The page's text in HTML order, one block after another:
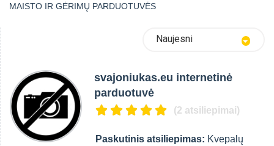
MAISTO IR GĖRIMŲ PARDUOTUVĖS
Naujesni
svajoniukas.eu internetinė
parduotuvė
(2 atsiliepimai)
Paskutinis atsiliepimas: Kvepalų